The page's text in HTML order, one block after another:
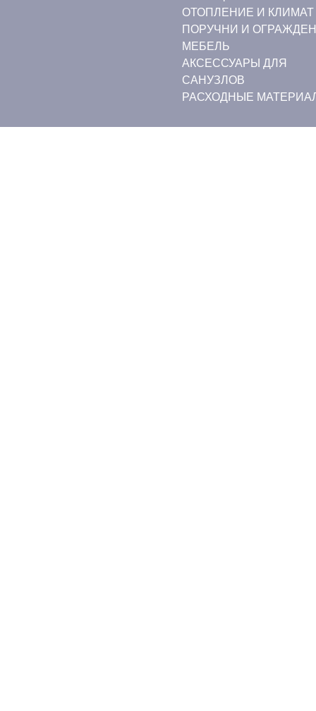
ОТОПЛЕНИЕ И КЛИМАТ
ПОРУЧНИ И
МЕБЕЛЬ
АКСЕССУАРЫ ДЛЯ
САНУЗЛОВ
РАСХОДНЫЕ